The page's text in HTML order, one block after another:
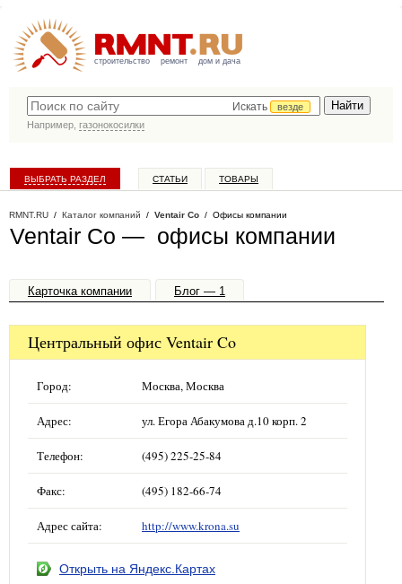
строительство ремонт дом и дача
Искать
везде
Например, газонокосилки
ВЫБРАТЬ РАЗДЕЛ СТАТЬИ ТОВАРЫ
RMNT.RU / Каталог компаний / Ventair Co / Офисы компании
Ventair Co — офисы компании
Карточка компании
Блог — 1
Центральный офис Ventair Co
Город: Москва, Москва
Адрес: ул. Егора Абакумова д.10 корп. 2
Телефон: (495) 225-25-84
Факс: (495) 182-66-74
Адрес сайта: http://www.krona.su
Открыть на Яндекс.Картах